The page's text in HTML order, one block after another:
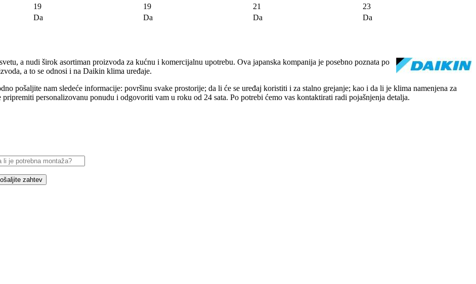
19 19 21
23
Da Da Da Da
a nudi širok asortiman proizvoda za kućnu i komercijalnu upotrebu. Ova japanska kompanija je posebno poznata po
a to se odnosi i na Daikin klima uređaje.
pošaljite nam sledeće informacije: površinu svake prostorije; da li će se uređaj koristiti i za stalno grejanje; kao i da li je klima namenjena za
pripremiti personalizovanu ponudu i odgovoriti vam u roku od 24 sata. Po potrebi ćemo vas kontaktirati radi pojašnjenja detalja.
zahtev